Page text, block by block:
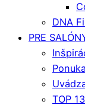
DNA
PRE
TOP